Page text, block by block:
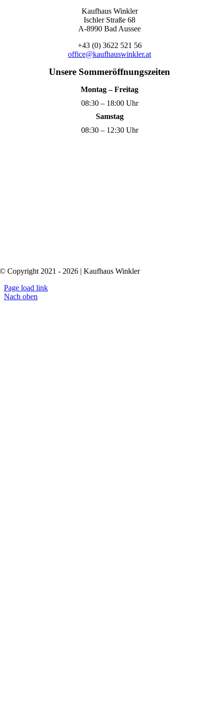
Kaufhaus Winkler
Ischler Straße 68
A-8990 Bad Aussee
+43 (0) 3622 521 56
office@kaufhauswinkler.at
Unsere Sommeröffnungszeiten
Montag – Freitag
08:30 – 18:00 Uhr
Samstag
08:30 – 12:30 Uhr
© Copyright 2021 - 2026 | Kaufhaus Winkler
Page load link
Nach oben